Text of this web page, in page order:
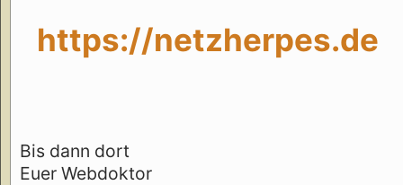
https://netzherpes.de
Bis dann dort
Euer Webdoktor